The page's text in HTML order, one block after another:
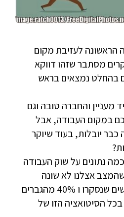
הראשונה לעזיבת מקום
מסתבר שזהו דווקא
בהחלט נמצאים בראש
והחברה טובה וגם
במקום העבודה, אבל
יובלות, בעוד שיוקר
נתונים על שוק העבודה
אצלנו לא שונה
בהרבה): רק 26% מהנשים שנסקרו ו 40% מהגברים
הסיטואציה הזו של